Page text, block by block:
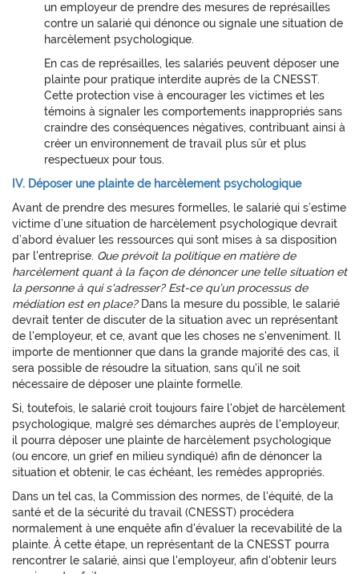
un employeur de prendre des mesures de représailles
contre un salarié qui dénonce ou signale une situation de
harcèlement psychologique.
En cas de représailles, les salariés peuvent déposer une
plainte pour pratique interdite auprès de la CNESST.
Cette protection vise à encourager les victimes et les
témoins à signaler les comportements inappropriés sans
craindre des conséquences négatives, contribuant ainsi à
créer un environnement de travail plus sûr et plus
respectueux pour tous.
IV. Déposer une plainte de harcèlement psychologique
Avant de prendre des mesures formelles, le salarié qui s’estime
victime d’une situation de harcèlement psychologique devrait
d’abord évaluer les ressources qui sont mises à sa disposition
par l'entreprise. Que prévoit la politique en matière de
harcèlement quant à la façon de dénoncer une telle situation et
la personne à qui s'adresser? Est-ce qu’un processus de
médiation est en place?Dans la mesure du possible, le salarié
devrait tenter de discuter de la situation avec un représentant
de l'employeur, et ce, avant que les choses ne s'enveniment. Il
importe de mentionner que dans la grande majorité des cas, il
sera possible de résoudre la situation, sans qu'il ne soit
nécessaire de déposer une plainte formelle.
Si, toutefois, le salarié croit toujours faire l'objet de harcèlement
psychologique, malgré ses démarches auprès de l'employeur,
il pourra déposer une plainte de harcèlement psychologique
(ou encore, un grief en milieu syndiqué) afin de dénoncer la
situation et obtenir, le cas échéant, les remèdes appropriés.
Dans un tel cas, la Commission des normes, de l'équité, de la
santé et de la sécurité du travail (CNESST) procédera
normalement à une enquête afin d'évaluer la recevabilité de la
plainte. À cette étape, un représentant de la CNESST pourra
rencontrer le salarié, ainsi que l'employeur, afin d'obtenir leurs